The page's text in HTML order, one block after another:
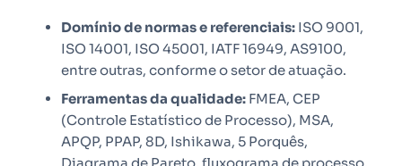
Domínio de normas e referenciais: ISO 9001,
ISO 14001, ISO 45001, IATF 16949, AS9100,
entre outras, conforme o setor de atuação.
Ferramentas da qualidade: FMEA, CEP
(Controle Estatístico de Processo), MSA,
APQP, PPAP, 8D, Ishikawa, 5 Porquês,